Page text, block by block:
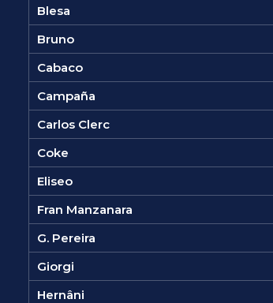
Blesa
Bruno
Cabaco
Campaña
Carlos Clerc
Coke
Eliseo
Fran Manzanara
G. Pereira
Giorgi
Hernâni